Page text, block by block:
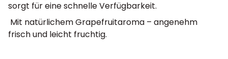
sorgt für eine schnelle Verfügbarkeit.
Mit natürlichem Grapefruitaroma – angenehm
frisch und leicht fruchtig.